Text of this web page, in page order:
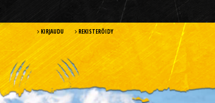
KIRJAUDU REKISTERÖIDY